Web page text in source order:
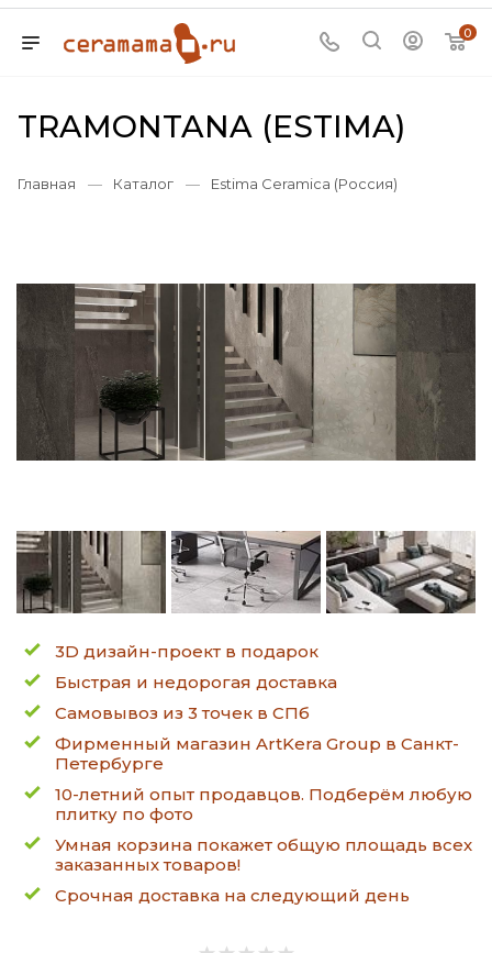
0
TRAMONTANA (ESTIMA)
Главная — Каталог — Estima Ceramica (Россия)
3D дизайн-проект в подарок
Быстрая и недорогая доставка
Самовывоз из 3 точек в СПб
Фирменный магазин ArtKera Group в Санкт-
Петербурге
10-летний опыт продавцов. Подберём любую
плитку по фото
Умная корзина покажет общую площадь всех
заказанных товаров!
Срочная доставка на следующий день